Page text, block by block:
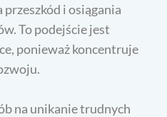
i osiągania
To podejście jest
ponieważ koncentruje
na unikanie trudnych